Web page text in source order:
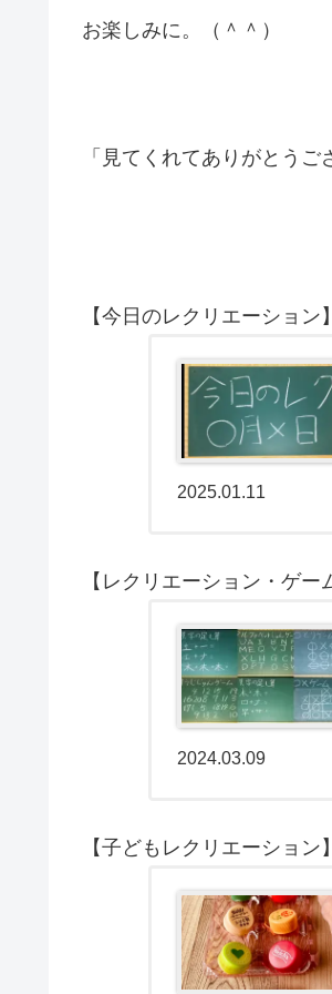
お楽しみに。（＾＾）
「見てくれてありがとう
【今日のレクリエーション
2025.01.11
【レクリエーション・ゲ
2024.03.09
【子どもレクリエーション